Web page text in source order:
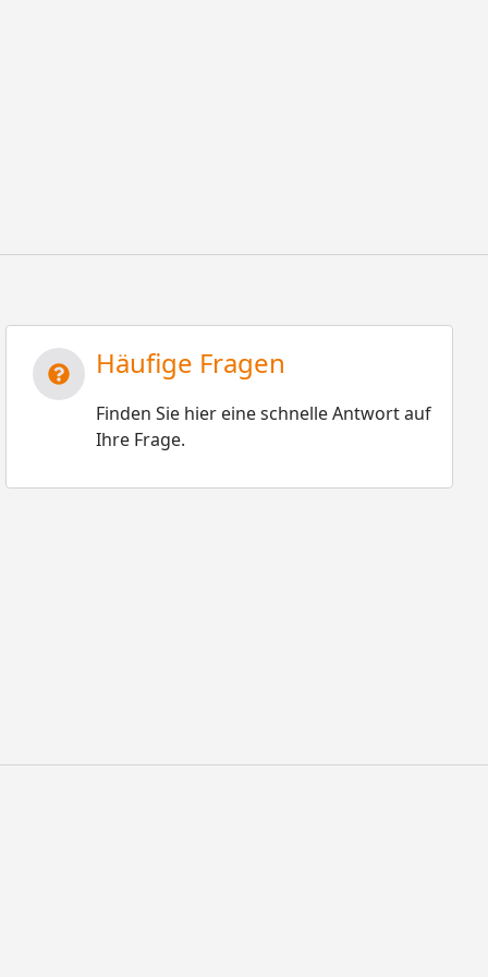
Häufige Fragen
Finden Sie hier eine schnelle Antwort auf
Ihre Frage.